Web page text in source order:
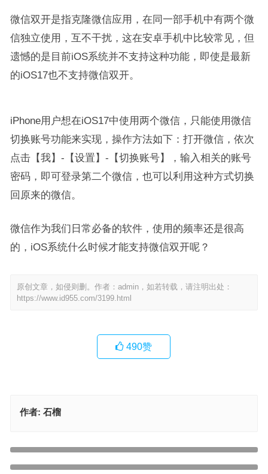
微信双开是指克隆微信应用，在同一部手机中有两个微
信独立使用，互不干扰，这在安卓手机中比较常见，但
遗憾的是目前iOS系统并不支持这种功能，即使是最新
的iOS17也不支持微信双开。
iPhone用户想在iOS17中使用两个微信，只能使用微信
切换账号功能来实现，操作方法如下：打开微信，依次
点击【我】-【设置】-【切换账号】，输入相关的账号
密码，即可登录第二个微信，也可以利用这种方式切换
回原来的微信。
微信作为我们日常必备的软件，使用的频率还是很高
的，iOS系统什么时候才能支持微信双开呢？
原创文章，如侵则删。作者：admin，如若转载，请注明出处：
https://www.id955.com/3199.html
490赞
作者: 石榴
海外AppleID停用怎么重新激活（苹果ID账号停用原因及再次激活流